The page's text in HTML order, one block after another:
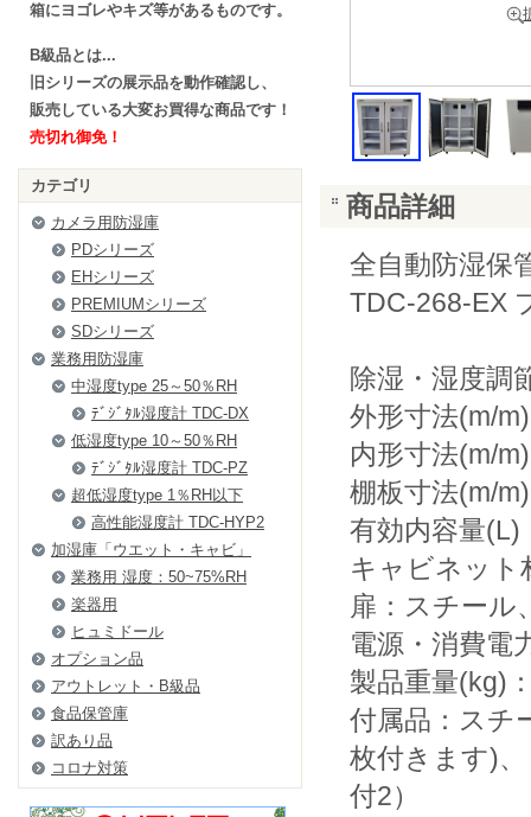
箱にヨゴレやキズ等があるものです。
B級品とは...
旧シリーズの展示品を動作確認し、
販売している大変お買得な商品です！
売切れ御免！
カテゴリ
カメラ用防湿庫
PDシリーズ
EHシリーズ
PREMIUMシリーズ
SDシリーズ
業務用防湿庫
中湿度type 25～50％RH
ﾃﾞｼﾞﾀﾙ湿度計 TDC-DX
低湿度type 10～50％RH
ﾃﾞｼﾞﾀﾙ湿度計 TDC-PZ
超低湿度type 1％RH以下
高性能湿度計 TDC-HYP2
加湿庫「ウエット・キャビ」
業務用 湿度：50~75%RH
楽器用
ヒュミドール
オプション品
アウトレット・B級品
食品保管庫
訳あり品
コロナ対策
商品詳細
全自動防湿保
TDC-268-EX
除湿・湿度調
外形寸法(m/
内形寸法(m/
棚板寸法(m/
有効内容量(L)
キャビネット
扉：スチール
電源・消費
製品重量(kg)
付属品：スチ
枚付きます)
付2）